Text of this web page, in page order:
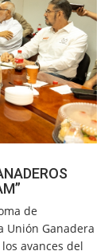
de
Unión Ganadera
avances del